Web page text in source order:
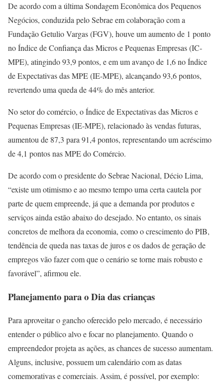
De acordo com a última Sondagem Econômica dos Pequenos
Negócios, conduzida pelo Sebrae em colaboração com a
Fundação Getulio Vargas (FGV), houve um aumento de 1 ponto
no Índice de Confiança das Micros e Pequenas Empresas (IC-
MPE), atingindo 93,9 pontos, e em um avanço de 1,6 no Índice
de Expectativas das MPE (IE-MPE), alcançando 93,6 pontos,
revertendo uma queda de 44% do mês anterior.
No setor do comércio, o Índice de Expectativas das Micros e
Pequenas Empresas (IE-MPE), relacionado às vendas futuras,
aumentou de 87,3 para 91,4 pontos, representando um acréscimo
de 4,1 pontos nas MPE do Comércio.
De acordo com o presidente do Sebrae Nacional, Décio Lima,
“existe um otimismo e ao mesmo tempo uma certa cautela por
parte de quem empreende, já que a demanda por produtos e
serviços ainda estão abaixo do desejado. No entanto, os sinais
concretos de melhora da economia, como o crescimento do PIB,
tendência de queda nas taxas de juros e os dados de geração de
empregos vão fazer com que o cenário se torne mais robusto e
favorável”, afirmou ele.
Planejamento para o Dia das crianças
Para aproveitar o gancho oferecido pelo mercado, é necessário
entender o público alvo e focar no planejamento. Quando o
empreendedor projeta as ações, as chances de sucesso aumentam.
Alguns, inclusive, possuem um calendário com as datas
comemorativas e comerciais. Assim, é possível, por exemplo: